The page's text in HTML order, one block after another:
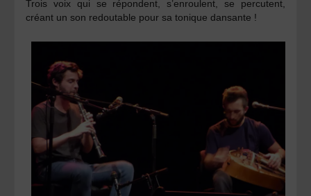
Trois voix qui se répondent, s’enroulent, se percutent,
créant un son redoutable pour sa tonique dansante !